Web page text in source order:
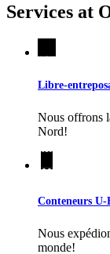
Services at
Libre-
Nous offrons
Nord!
Conteneurs U-
Nous
monde!